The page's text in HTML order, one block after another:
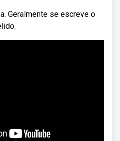
Geralmente se escreve o